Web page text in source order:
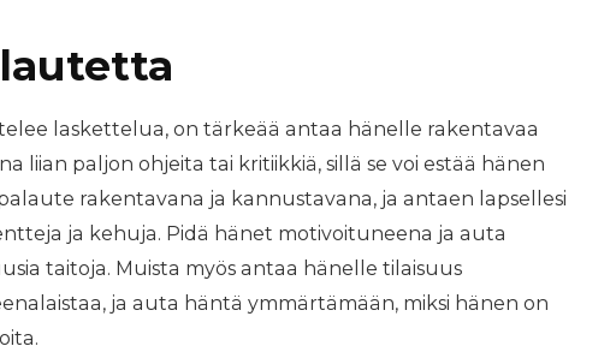
laskettelua, on tärkeää antaa hänelle rakentavaa
liian paljon ohjeita tai kritiikkiä, sillä se voi estää hänen
rakentavana ja kannustavana, ja antaen lapsellesi
ja kehuja. Pidä hänet motivoituneena ja auta
taitoja. Muista myös antaa hänelle tilaisuus
ja auta häntä ymmärtämään, miksi hänen on